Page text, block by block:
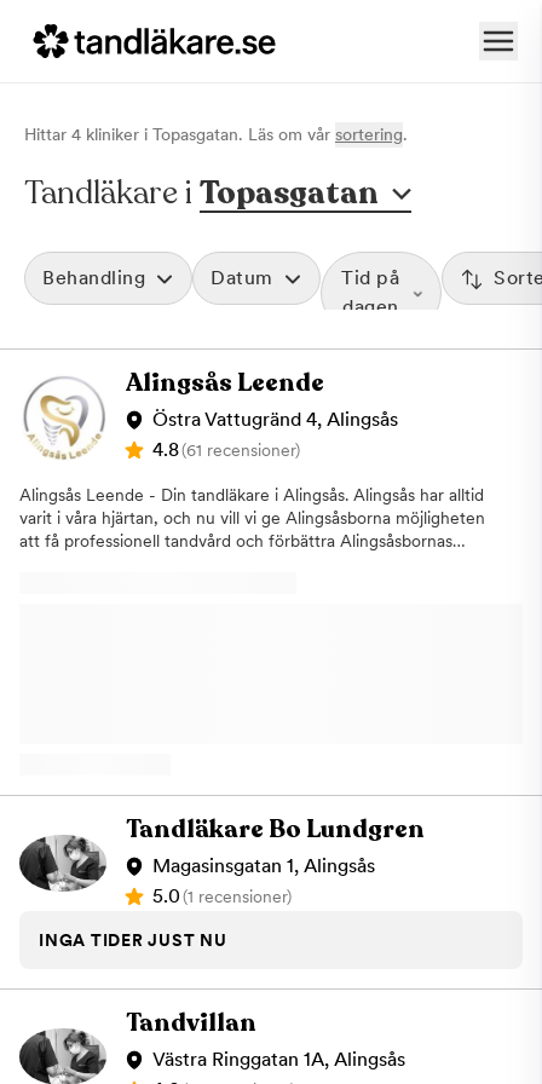
Hittar 4 kliniker i Topasgatan. Läs om vår sortering.
Tandläkare i Topasgatan
Behandling Datum
Tid på
dagen
Alingsås Leende
Östra Vattugränd 4, Alingsås
4.8(61 recensioner)
Alingsås Leende - Din tandläkare i Alingsås. Alingsås har alltid
varit i våra hjärtan, och nu vill vi ge Alingsåsborna möjligheten
att få professionell tandvård och förbättra Alingsåsbornas
Baghdad University. Han arbetade som allmäntandläkare i flera
länder innan han kom till Alingsås. Omar flyttade till Sverige år
2009 och blev Omar svensk legitimerad tandläkare i Sverige år
2014. Han har arbetat under många år på Folktandvården i
Alingsås, samt på andra kliniker för Folktandvården och han har
även jobbat på andra privata kliniker. Alingsås har alltid varit i
hans hjärta, och nu vill Omar ge Alingsåsborna möjligheten att
tandlakare-pa-ftv-alingsas-samvaro-med-andra-betyder-allt-
for-en-snabb-integration/ Omar stannade inte där, utan han
fortsatte utveckla sig inom olika områden inom tandvård. Han
Tandläkare Bo Lundgren
Magasinsgatan 1, Alingsås
5.0(1 recensioner)
INGA TIDER JUST NU
Tandvillan
Västra Ringgatan 1A, Alingsås